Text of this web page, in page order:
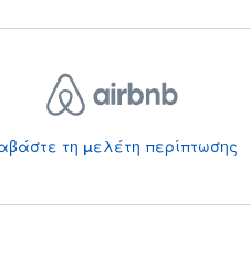
τη μελέτη περίπτωσης